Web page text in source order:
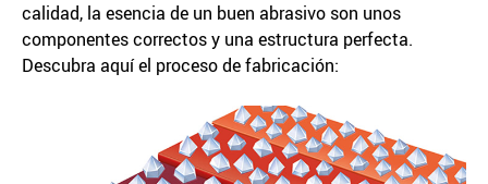
calidad, la esencia de un buen abrasivo son unos
componentes correctos y una estructura perfecta.
Descubra aquí el proceso de fabricación: